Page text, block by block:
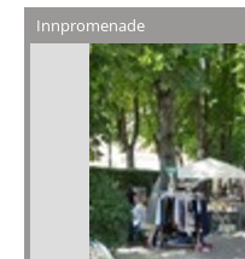
Innpromenade